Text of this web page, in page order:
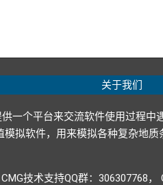
关于我们
一个平台来交流软件使用过程
拟软件，用来模拟各种复杂地
技术支持QQ群：306307768